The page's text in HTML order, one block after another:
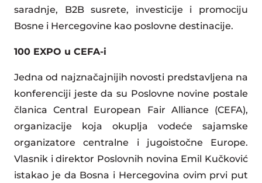
saradnje, B2B susrete, investicije i promociju
Bosne i Hercegovine kao poslovne destinacije.
100 EXPO u CEFA-i
Jedna od najznačajnijih novosti predstavljena na
konferenciji jeste da su Poslovne novine postale
članica Central European Fair Alliance (CEFA),
organizacije koja okuplja vodeće sajamske
organizatore centralne i jugoistočne Europe.
Vlasnik i direktor Poslovnih novina Emil Kučković
istakao je da Bosna i Hercegovina ovim prvi put